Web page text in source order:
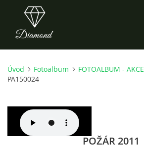
ÚVOD
O NÁS
Úvod Fotoalbum FOTOALBUM - AKCE
PA150024
POŽÁR 2011